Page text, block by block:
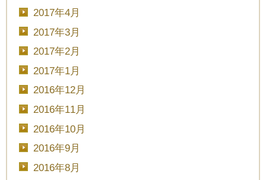
2017年4月
2017年3月
2017年2月
2017年1月
2016年12月
2016年11月
2016年10月
2016年9月
2016年8月